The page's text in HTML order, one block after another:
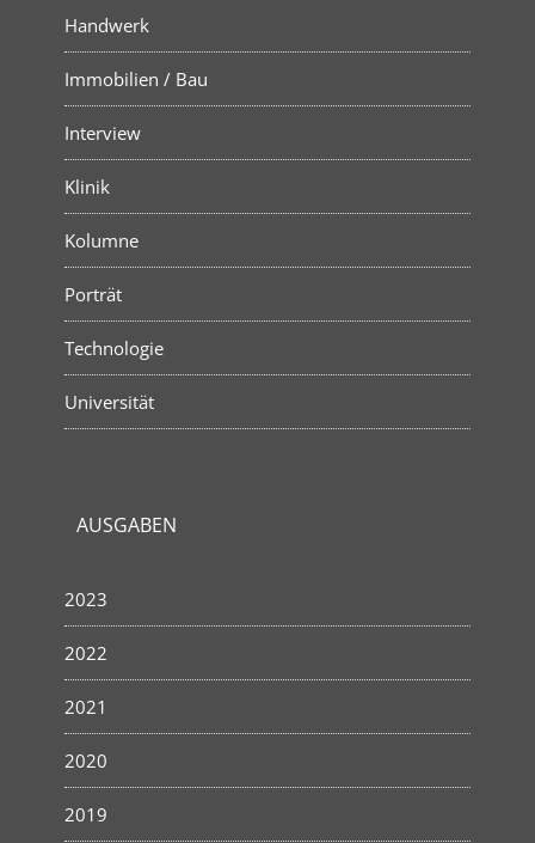
Handwerk
Immobilien / Bau
Interview
Klinik
Kolumne
Porträt
Technologie
Universität
AUSGABEN
2023
2022
2021
2020
2019